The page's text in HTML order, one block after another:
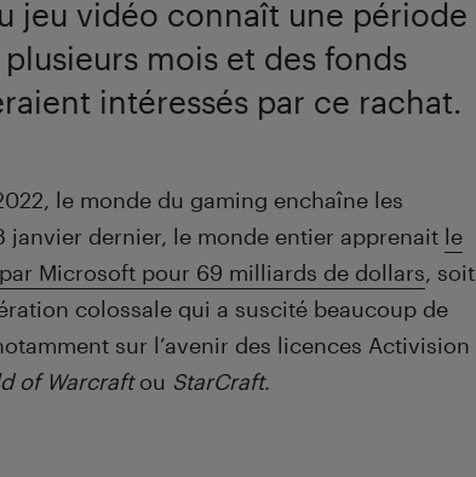
jeu vidéo connaît une période
mois et des fonds
intéressés par ce rachat.
le monde du gaming enchaîne les
janvier dernier, le monde entier apprenait le
Microsoft pour 69 milliards de dollars, soit
colossale qui a suscité beaucoup de
sur l’avenir des licences Activision
of Warcraftou StarCraft.